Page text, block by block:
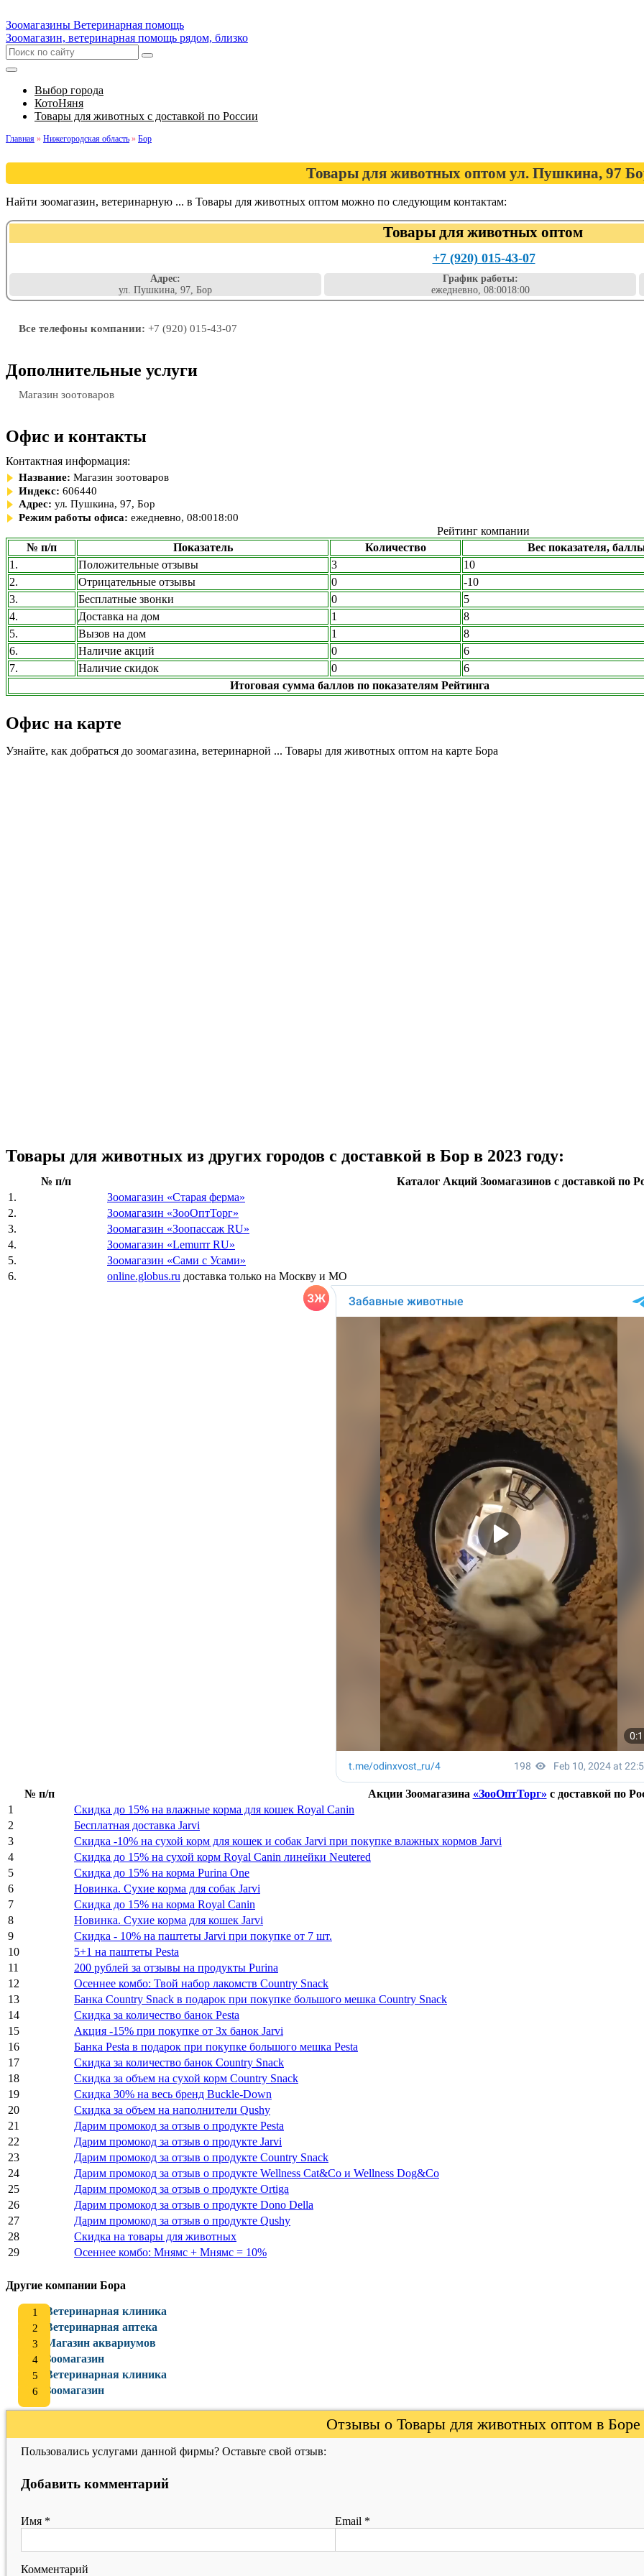
Зоомагазины Ветеринарная помощь
Зоомагазин, ветеринарная помощь рядом, близко
Выбор города
КотоНяня
Товары для животных с доставкой по России
Главная » Нижегородская область » Бор
Товары для животных оптом ул. Пушкина, 97
Найти зоомагазин, ветеринарную ... в Товары для животных оптом можно по следующим контактам:
Товары для животных оптом
+7 (920) 015-43-07
Адрес:
ул. Пушкина, 97, Бор
График работы:
ежедневно, 08:0018:00
Все телефоны компании: +7 (920) 015-43-07
Дополнительные услуги
Магазин зоотоваров
Офис и контакты
Контактная информация:
Название: Магазин зоотоваров
Индекс: 606440
Адрес: ул. Пушкина, 97, Бор
Режим работы офиса: ежедневно, 08:0018:00
Рейтинг компании
№ п/п
Показатель Количество
Вес показателя,
1.
Положительные отзывы 3
10
2.
Отрицательные отзывы 0
-10
3.
Бесплатные звонки 0
5
4.
Доставка на дом 1
8
5.
Вызов на дом 1
8
6.
Наличие акций 0
6
7.
Наличие скидок 0
6
Итоговая сумма баллов по показателям Рейтинга
Офис на карте
Узнайте, как добраться до зоомагазина, ветеринарной ... Товары для животных оптом на карте Бора
Товары для животных из других городов с доставкой в Бор в 2023 году:
№ п/п
Каталог Акций Зоомагазинов с доставкой по
1.
Зоомагазин «Старая ферма»
2.
Зоомагазин «ЗооОптТорг»
3.
Зоомагазин «Зоопассаж RU»
4.
Зоомагазин «Lemurrr RU»
5.
Зоомагазин «Сами с Усами»
6.
online.globus.ru доставка только на Москву и МО
№ п/п Акции Зоомагазина «ЗооОптТорг» с доставкой по
1
Скидка до 15% на влажные корма для кошек Royal Canin
2
Бесплатная доставка Jarvi
3
Скидка -10% на сухой корм для кошек и собак Jarvi при покупке влажных кормов Jarvi
4
Скидка до 15% на сухой корм Royal Canin линейки Neutered
5
Скидка до 15% на корма Purina One
6
Новинка. Сухие корма для собак Jarvi
7
Скидка до 15% на корма Royal Canin
8
Новинка. Сухие корма для кошек Jarvi
9
Скидка - 10% на паштеты Jarvi при покупке от 7 шт.
10
5+1 на паштеты Pesta
11
200 рублей за отзывы на продукты Purina
12
Осеннее комбо: Твой набор лакомств Country Snack
13
Банка Country Snack в подарок при покупке большого мешка Country Snack
14
Скидка за количество банок Pesta
15
Акция -15% при покупке от 3х банок Jarvi
16
Банка Pesta в подарок при покупке большого мешка Pesta
17
Скидка за количество банок Country Snack
18
Скидка за объем на сухой корм Country Snack
19
Скидка 30% на весь бренд Buckle-Down
20
Скидка за объем на наполнители Qushy
21
Дарим промокод за отзыв о продукте Pesta
22
Дарим промокод за отзыв о продукте Jarvi
23
Дарим промокод за отзыв о продукте Country Snack
24
Дарим промокод за отзыв о продукте Wellness Cat&Co и Wellness Dog&Co
25
Дарим промокод за отзыв о продукте Ortiga
26
Дарим промокод за отзыв о продукте Dono Della
27
Дарим промокод за отзыв о продукте Qushy
28
Скидка на товары для животных
29
Осеннее комбо: Мнямс + Мнямс = 10%
Другие компании Бора
Ветеринарная клиника
Ветеринарная аптека
Магазин аквариумов
Зоомагазин
Ветеринарная клиника
Зоомагазин
Отзывы о Товары для животных оптом в Боре
Пользовались услугами данной фирмы? Оставьте свой отзыв:
Добавить комментарий
Имя * Email *
Комментарий